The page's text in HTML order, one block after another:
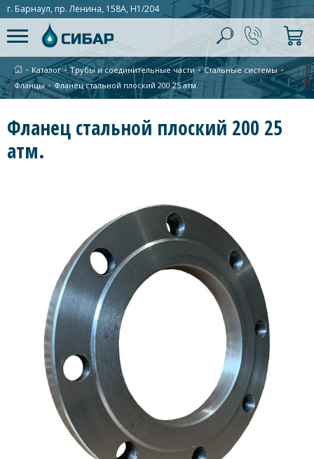
г. Барнаул, пр. Ленина, 158А, Н1/204
∙ Каталог ∙Трубы и соединительные части ∙Стальные системы ∙
Фланцы ∙ Фланец стальной плоский 200 25 атм.
Фланец стальной плоский 200 25
атм.